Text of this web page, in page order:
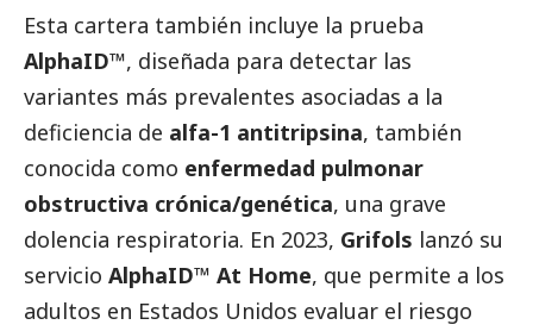
Esta cartera también incluye la prueba
AlphaID™, diseñada para detectar las
variantes más prevalentes asociadas a la
deficiencia de alfa-1 antitripsina, también
conocida como enfermedad pulmonar
obstructiva crónica/genética, una grave
dolencia respiratoria. En 2023, Grifols lanzó su
servicio AlphaID™ At Home, que permite a los
adultos en Estados Unidos evaluar el riesgo